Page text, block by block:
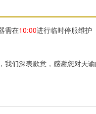
需在10:00进行临时停服维护
我们深表歉意，感谢您对天